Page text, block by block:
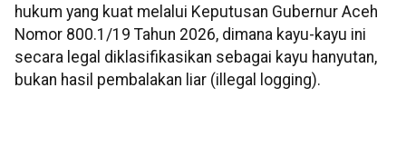
hukum yang kuat melalui Keputusan Gubernur Aceh
Nomor 800.1/19 Tahun 2026, dimana kayu-kayu ini
secara legal diklasifikasikan sebagai kayu hanyutan,
bukan hasil pembalakan liar (illegal logging).